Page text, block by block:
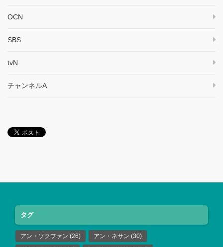
OCN
SBS
tvN
チャンネルA
タグ
アン・ソクファン (26) アン・ネサン (30)